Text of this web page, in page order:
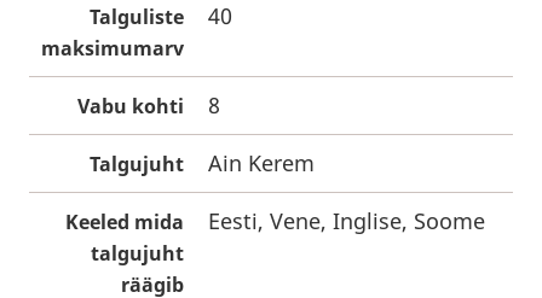
Talguliste
maksimumarv
40
Vabu kohti 8
Talgujuht Ain Kerem
Keeled mida
talgujuht
räägib
Eesti, Vene, Inglise, Soome